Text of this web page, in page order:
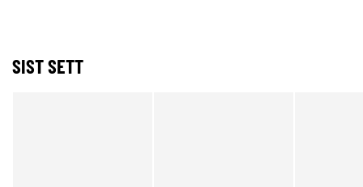
SIST SETT